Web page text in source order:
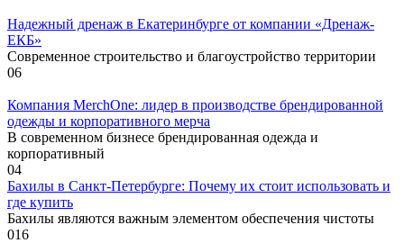
Надежный дренаж в Екатеринбурге от компании «Дренаж-
ЕКБ»
Современное строительство и благоустройство территории
06
Компания MerchOne: лидер в производстве брендированной
одежды и корпоративного мерча
В современном бизнесе брендированная одежда и
корпоративный
04
Бахилы в Санкт-Петербурге: Почему их стоит использовать и
где купить
Бахилы являются важным элементом обеспечения чистоты
016